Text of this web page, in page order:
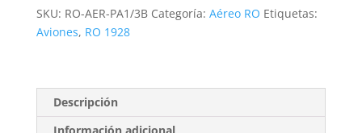
Biplane
Spad
WM
Vertical
SKU: RO-AER-PA1/3B Categoría: Aéreo RO Etiquetas:
Aviones, RO 1928
Descripción
Información adicional